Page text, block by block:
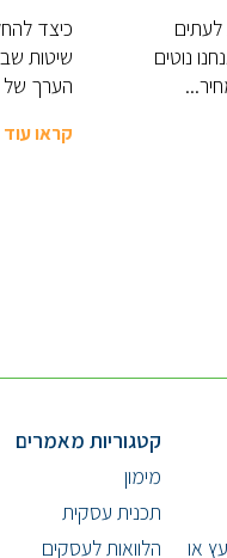
נוטים
כיצד
שיטות
הערך של
קראו עוד
או
קטגוריות מאמרים
מימון
תכנית עסקית
הלוואות לעסקים